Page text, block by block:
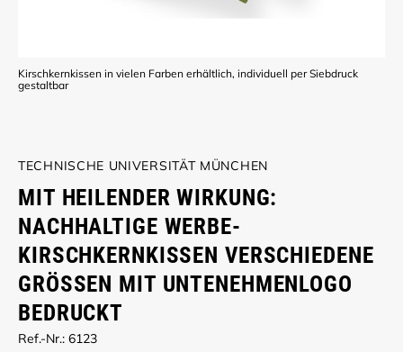
Kirschkernkissen in vielen Farben erhältlich, individuell per Siebdruck
gestaltbar
TECHNISCHE UNIVERSITÄT MÜNCHEN
MIT HEILENDER WIRKUNG:
NACHHALTIGE WERBE-
KIRSCHKERNKISSEN VERSCHIEDENE
GRÖSSEN MIT UNTENEHMENLOGO B
EDRUCKT
Ref.-Nr.: 6123